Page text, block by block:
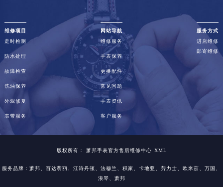
维修项目
走时检测
防水处理
故障检查
洗油保养
外观修复
表带服务
网站导航
维修服务
手表保养
更换配件
常见问题
手表资讯
客户服务
服务方式
进店维修
邮寄维修
版权所有： 萧邦手表官方售后维修中心 XML
服务品牌： 萧邦 、百达翡丽、江诗丹顿、法穆兰、积家、卡地亚、劳力士、欧米茄、万国、
浪琴、萧邦